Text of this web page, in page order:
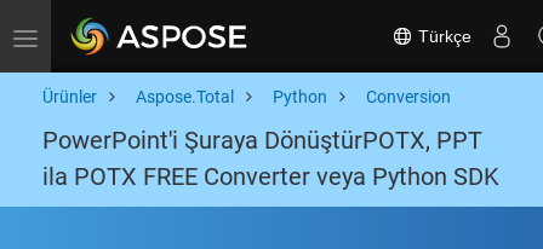
Toggle navigation Türkçe
Ürünler Aspose.Total Python Conversion
PowerPoint'i Şuraya DönüştürPOTX, PPT
ila POTX FREE Converter veya Python SDK